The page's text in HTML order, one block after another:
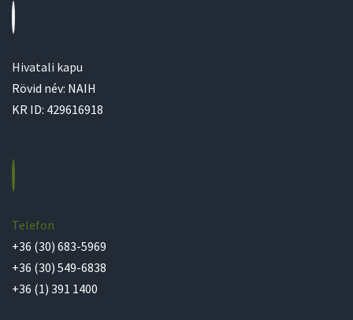
Hivatali kapu
Rövid név: NAIH
KR ID: 429616918
Telefon
+36 (30) 683-5969
+36 (30) 549-6838
+36 (1) 391 1400